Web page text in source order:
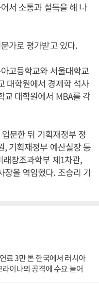
서 소통과 설득을 해 나
가로 평가받고 있다.
고등학교와 서울대학교
대학원에서 경제학 석사
교 대학원에서 MBA를 각
문한 뒤 기획재정부 정
, 기획재정부 예산실장 등
창조과학부 제1차관,
장을 역임했다. 조승리 기
료 3만 톤 한국에서 러시아
이나의 공격에 수요 늘어